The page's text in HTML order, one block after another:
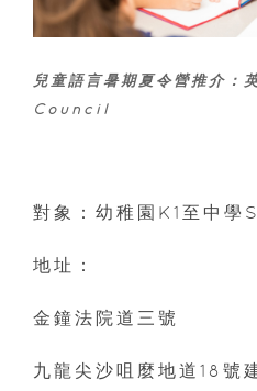
兒童語言暑期夏令營推介：
Council
對象：幼稚園K1至中學
地址：
金鐘法院道三號
九龍尖沙咀麼地道18號